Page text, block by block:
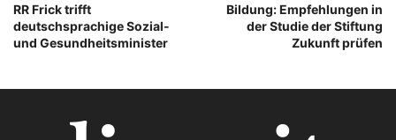
RR Frick trifft
deutschsprachige Sozial-
und Gesundheitsminister
Bildung: Empfehlungen in
der Studie der Stiftung
Zukunft prüfen